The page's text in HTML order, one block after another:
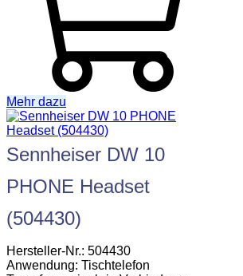
Mehr dazu
Sennheiser DW 10
PHONE Headset
(504430)
Hersteller-Nr.: 504430
Anwendung: Tischtelefon